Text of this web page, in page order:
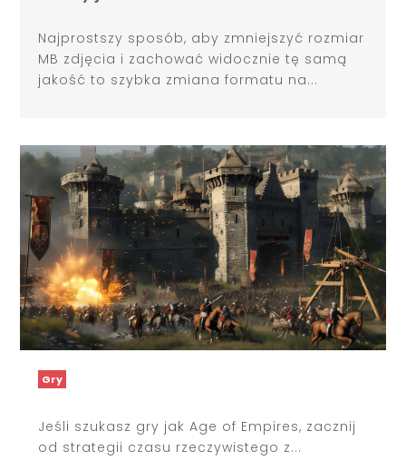
Najprostszy sposób, aby zmniejszyć rozmiar
MB zdjęcia i zachować widocznie tę samą
jakość to szybka zmiana formatu na...
Gry
Jeśli szukasz gry jak Age of Empires, zacznij
od strategii czasu rzeczywistego z...